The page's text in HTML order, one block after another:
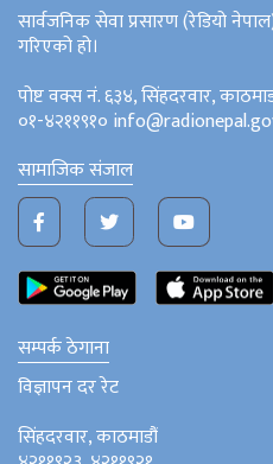
सार्वजनिक सेवा प्रसारण (रेडियो
गरिएको हो।
पोष्ट वक्स नं. ६३४, सिंहदरवार,
०१-४२११९१०
सामाजिक संजाल
सम्पर्क ठेगाना
विज्ञापन दर रेट
सिंहदरवार, काठमाडौं